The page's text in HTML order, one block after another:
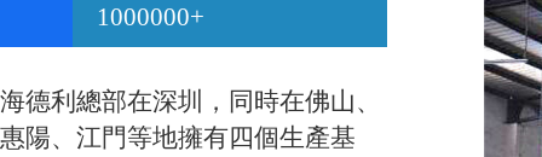
1000000+
海德利總部在深圳，同時在佛山、
惠陽、江門等地擁有四個生產基